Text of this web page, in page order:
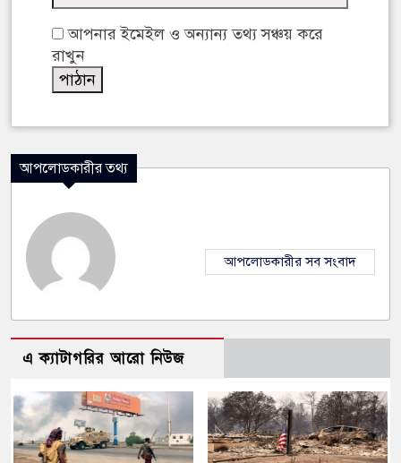
আপনার ইমেইল ও অন্যান্য তথ্য সঞ্চয় করে
রাখুন
আপলোডকারীর তথ্য
আপলোডকারীর সব সংবাদ
এ ক্যাটাগরির আরো নিউজ